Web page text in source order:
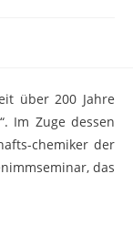
über 200 Jahre
Im Zuge dessen
chemiker der
das